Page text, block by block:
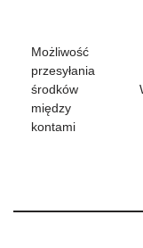
Możliwość
przesyłania
środków
między
kontami